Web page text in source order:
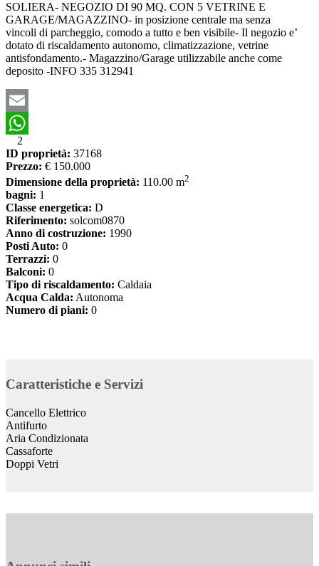
SOLIERA- NEGOZIO DI 90 MQ. CON 5 VETRINE E
GARAGE/MAGAZZINO- in posizione centrale ma senza
vincoli di parcheggio, comodo a tutto e ben visibile- Il negozio e’
dotato di riscaldamento autonomo, climatizzazione, vetrine
antisfondamento.- Magazzino/Garage utilizzabile anche come
deposito -INFO 335 312941
Email
WhatsApp
2
ID proprietà: 37168
Prezzo: € 150.000
Dimensione della proprietà: 110.00 m2
bagni: 1
Classe energetica: D
Riferimento: solcom0870
Anno di costruzione: 1990
Posti Auto: 0
Terrazzi: 0
Balconi: 0
Tipo di riscaldamento: Caldaia
Acqua Calda: Autonoma
Numero di piani: 0
Caratteristiche e Servizi
Cancello Elettrico
Antifurto
Aria Condizionata
Cassaforte
Doppi Vetri